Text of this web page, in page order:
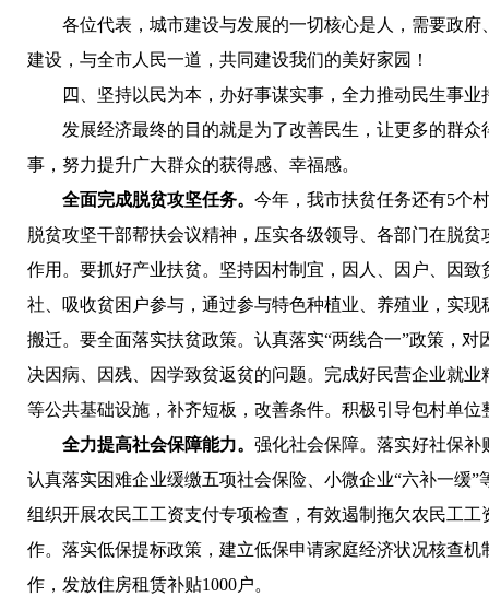
各位代表，城市建设与发展的一切核心是人，需要政府
建设，与全市人民一道，共同建设我们的美好家园！
四、坚持以民为本，办好事谋实事，全力推动民生事业
发展经济最终的目的就是为了改善民生，让更多的群众
事，努力提升广大群众的获得感、幸福感。
全面完成脱贫攻坚任务。 今年，我市扶贫任务还有5个
脱贫攻坚干部帮扶会议精神，压实各级领导、各部门在脱
作用。要抓好产业扶贫。坚持因村制宜，因人、因户、因
社、吸收贫困户参与，通过参与特色种植业、养殖业，实
搬迁。要全面落实扶贫政策。认真落实“两线合一”政策，
决因病、因残、因学致贫返贫的问题。完成好民营企业就
等公共基础设施，补齐短板，改善条件。积极引导包村单
全力提高社会保障能力。 强化社会保障。落实好社保
认真落实困难企业缓缴五项社会保险、小微企业“六补一缓
组织开展农民工工资支付专项检查，有效遏制拖欠农民工
作。落实低保提标政策，建立低保申请家庭经济状况核查
作，发放住房租赁补贴1000户。